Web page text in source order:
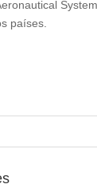
países.